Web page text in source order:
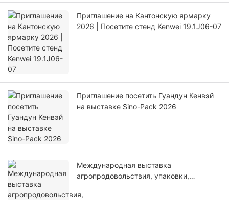
Приглашение на Кантонскую ярмарку
2026 | Посетите стенд Kenwei 19.1J06-07
Приглашение посетить Гуандун Кенвэй
на выставке Sino-Pack 2026
Международная выставка
агропродовольствия, упаковки,